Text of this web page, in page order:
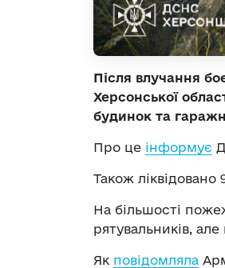
Після влучання
Херсонської
будинок та
Про це інформує
Також
На більшості
рятувальників,
Як повідомляла